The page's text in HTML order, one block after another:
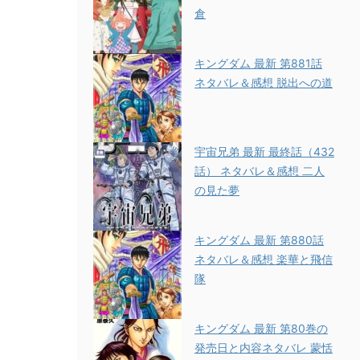
倉
キングダム 最新 第881話
ネタバレ＆感想 脱出への道
宇宙兄弟 最新 最終話（432
話） ネタバレ＆感想 二人
の見た夢
キングダム 最新 第880話
ネタバレ＆感想 楽華と飛信
隊
キングダム 最新 第80巻の
発売日と内容ネタバレ 蒙恬